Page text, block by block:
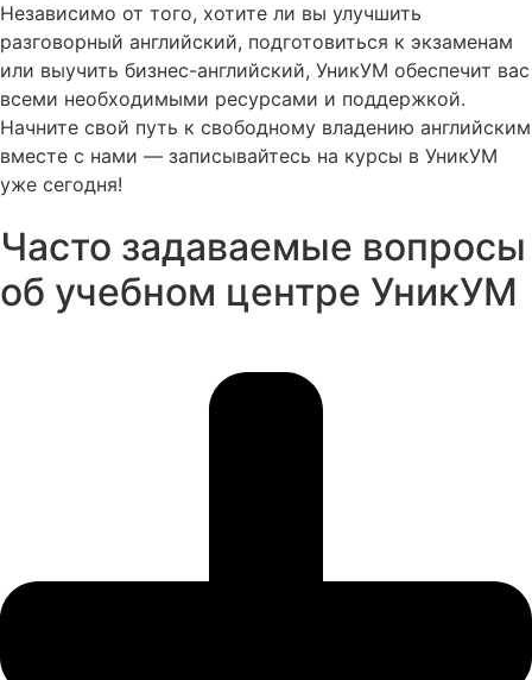
Независимо от того, хотите ли вы улучшить
разговорный английский, подготовиться к экзаменам
или выучить бизнес-английский, УникУМ обеспечит вас
всеми необходимыми ресурсами и поддержкой.
Начните свой путь к свободному владению английским
вместе с нами — записывайтесь на курсы в УникУМ
уже сегодня!
Часто задаваемые вопросы
об учебном центре УникУМ